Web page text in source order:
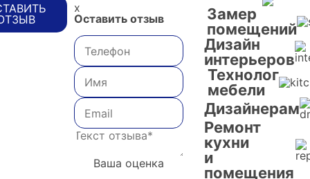
x
Оставить отзыв
Ваша оценка
Замер
помещений
Дизайн
интерьеров
Технолог
мебели
Дизайнерам
Ремонт
кухни
и
помещения